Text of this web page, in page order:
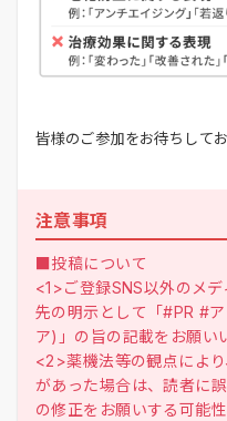
皆様のご参加をお待ちして
注意事項
■投稿について
<1>ご登録SNS以外のメ
先の明示として「#PR #
ア)」の旨の記載をお願い
<2>薬機法等の観点によ
があった場合は、読者に
の修正をお願いする可能性